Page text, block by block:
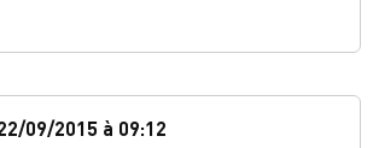
09/2015 à 09:12